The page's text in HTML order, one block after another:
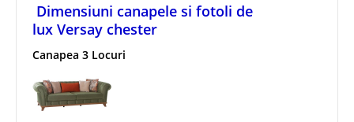
Dimensiuni canapele si fotoli de
lux Versay chester
Canapea 3 Locuri